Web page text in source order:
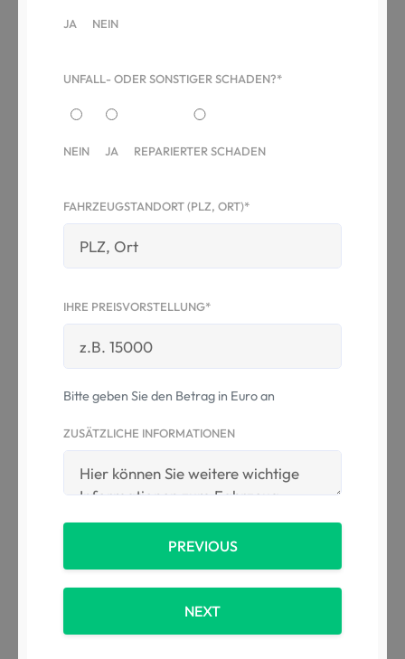
JA NEIN
UNFALL- ODER SONSTIGER SCHADEN?*
NEIN JA REPARIERTER SCHADEN
FAHRZEUGSTANDORT (PLZ, ORT)*
IHRE PREISVORSTELLUNG*
Bitte geben Sie den Betrag in Euro an
ZUSÄTZLICHE INFORMATIONEN
PREVIOUS
NEXT